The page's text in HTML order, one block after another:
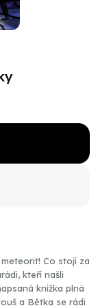
Co stojí za
kteří našli
knížka plná
a Bětka se rádi